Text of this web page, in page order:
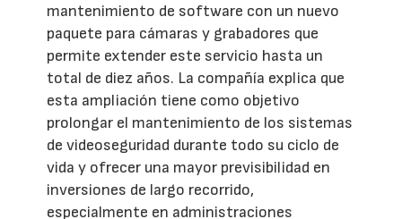
mantenimiento de software con un nuevo
paquete para cámaras y grabadores que
permite extender este servicio hasta un
total de diez años. La compañía explica que
esta ampliación tiene como objetivo
prolongar el mantenimiento de los sistemas
de videoseguridad durante todo su ciclo de
vida y ofrecer una mayor previsibilidad en
inversiones de largo recorrido,
especialmente en administraciones